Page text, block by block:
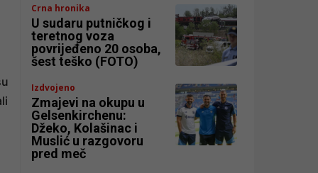
Crna hronika
U sudaru putničkog i
teretnog voza
povrijeđeno 20 osoba,
šest teško (FOTO)
Izdvojeno
Zmajevi na okupu u
Gelsenkirchenu:
Džeko, Kolašinac i
Muslić u razgovoru
pred meč